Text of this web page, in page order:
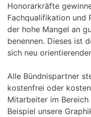
Honorarkräfte
Fachqualifikation und
der hohe Mangel an
benennen. Dieses ist
sich neu
Alle Bündnispartner
kostenfrei oder
Mitarbeiter im
Beispiel unsere